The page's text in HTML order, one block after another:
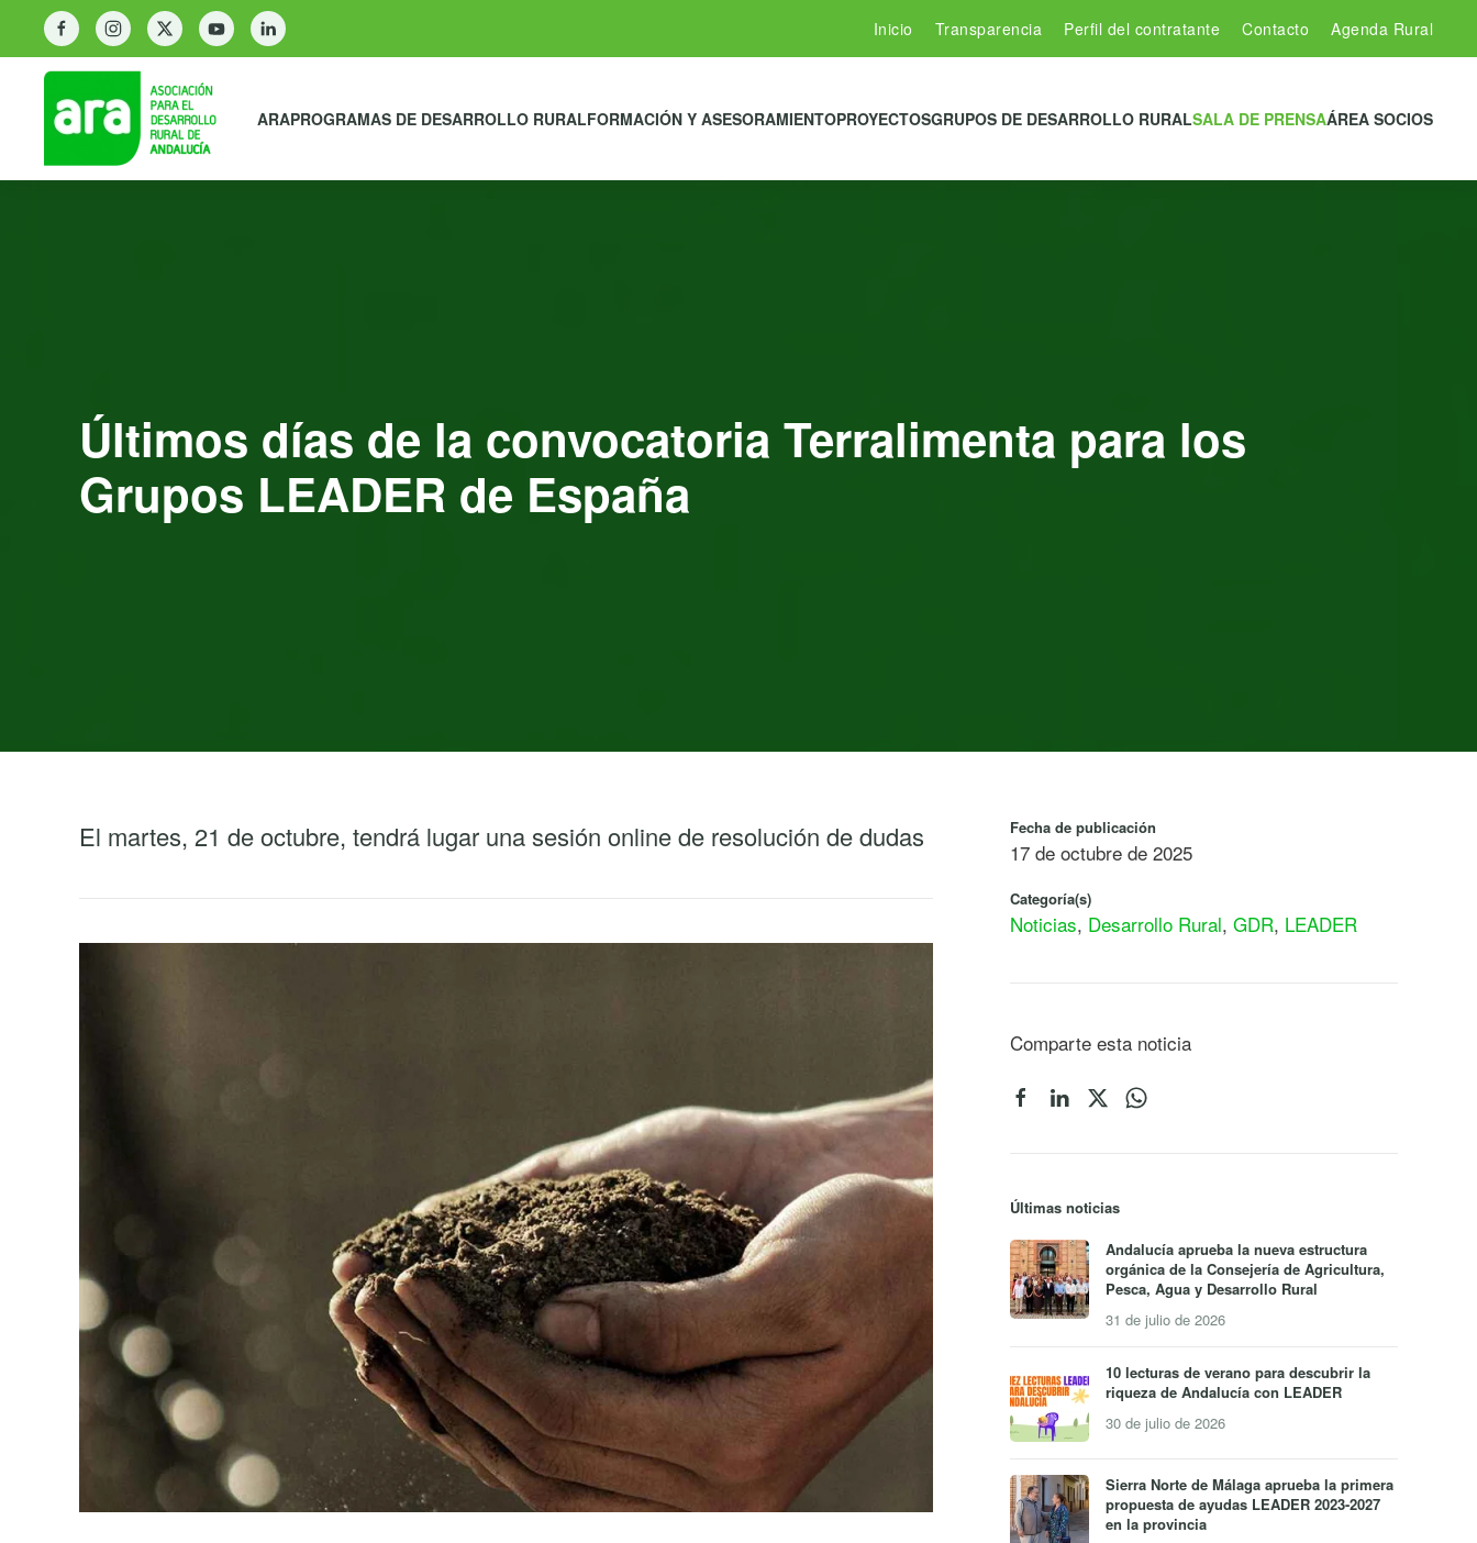
Inicio Transparencia Perfil del contratante Contacto Agenda Rural
ARAPROGRAMAS DE DESARROLLO RURALFORMACIÓN Y ASESORAMIENTOPROYECTOSGRUPOS DE DESARROLLO RURALSALA DE PRENSAÁREA SOCIOS
Últimos días de la convocatoria Terralimenta para los
Grupos LEADER de España
El martes, 21 de octubre, tendrá lugar una sesión online de resolución de dudas Fecha de publicación
17 de octubre de 2025
Categoría(s)
Noticias, Desarrollo Rural, GDR, LEADER
Comparte esta noticia
Últimas noticias
Andalucía aprueba la nueva estructura
orgánica de la Consejería de Agricultura,
Pesca, Agua y Desarrollo Rural
31 de julio de 2026
10 lecturas de verano para descubrir la
riqueza de Andalucía con LEADER
30 de julio de 2026
Sierra Norte de Málaga aprueba la primera
propuesta de ayudas LEADER 2023-2027
en la provincia